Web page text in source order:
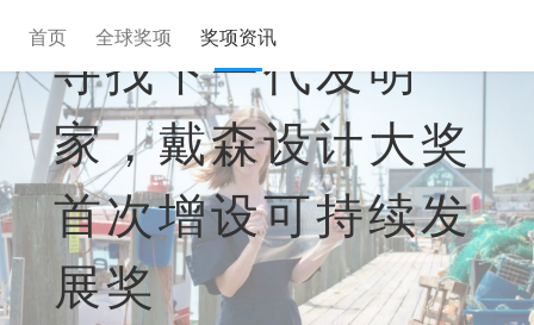
首页 全球奖项 奖项资讯
寻找下一代发明
家，戴森设计大奖
首次增设可持续发
展奖